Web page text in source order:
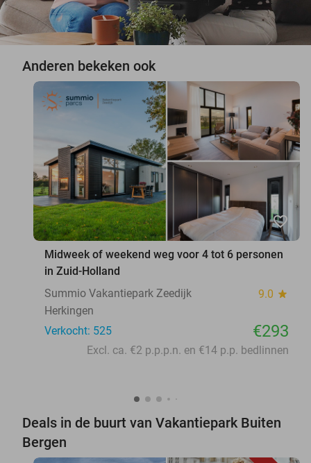
Anderen bekeken ook
favorite_border
Midweek of weekend weg voor 4 tot 6 personen
in Zuid-Holland
Summio Vakantiepark Zeedijk
9.0 star
Herkingen
Verkocht: 525
€293
Excl. ca. €2 p.p.p.n. en €14 p.p. bedlinnen
Deals in de buurt van Vakantiepark Buiten
Bergen